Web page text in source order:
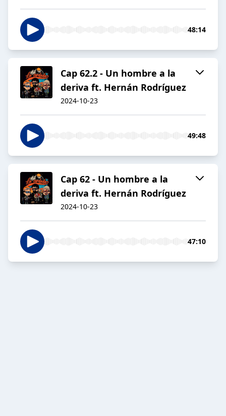
48:14
Cap 62.2 - Un hombre a la
deriva ft. Hernán Rodríguez
2024-10-23
49:48
Cap 62 - Un hombre a la
deriva ft. Hernán Rodríguez
2024-10-23
47:10